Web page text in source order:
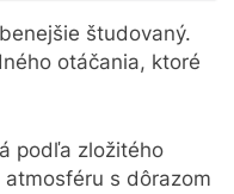
študovaný.
otáčania, ktoré
podľa zložitého
s dôrazom